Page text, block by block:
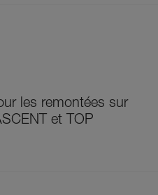
les remontées sur
et TOP